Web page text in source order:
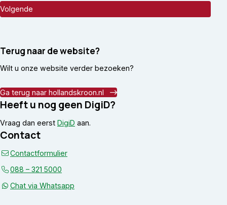
Terug naar de website?
Wilt u onze website verder bezoeken?
Ga terug naar hollandskroon.nl
Heeft u nog geen DigiD?
Vraag dan eerst DigiD aan.
Contact
Contactformulier
088 – 321 5000
Chat via Whatsapp